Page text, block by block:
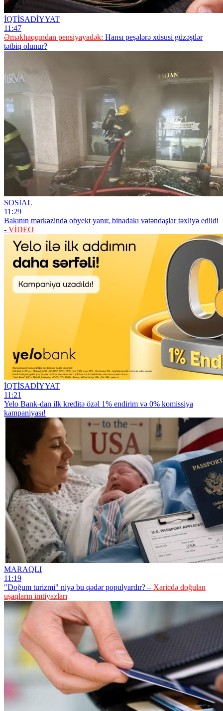
İQTİSADİYYAT
11:47
Əməkhaqqından pensiyayadək: Hansı peşələrə xüsusi güzəştlər
tətbiq olunur?
SOSİAL
11:29
Bakının mərkəzində obyekt yanır, binadakı vətəndaşlar təxliyə edildi
- VİDEO
İQTİSADİYYAT
11:21
Yelo Bank-dan ilk kreditə özəl 1% endirim və 0% komissiya
kampaniyası!
MARAQLI
11:19
"Doğum turizmi" niyə bu qədər populyardır? – Xaricdə doğulan
uşaqların imtiyazları